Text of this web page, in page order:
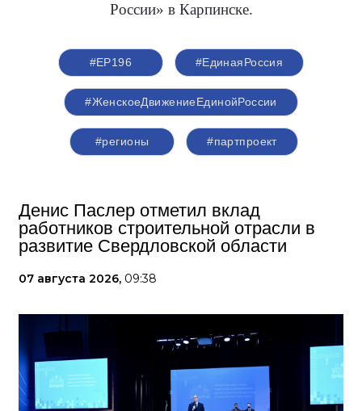
России» в Карпинске.
#ЕР196 #‎ЕдинаяРоссия
#ЖенскоеДвижениеЕдинойРоссии
#регионы #партпроект
Денис Паслер отметил вклад
работников строительной отрасли в
развитие Свердловской области
07 августа 2026, 09:38